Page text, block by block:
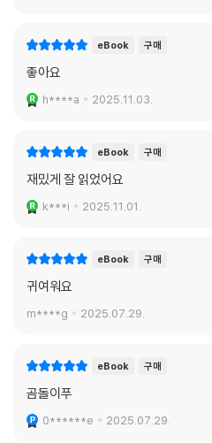
eBook 구매
좋아요
h****a 2025.11.03.
eBook 구매
재밌게 잘 읽었어요
k***i 2025.11.01.
eBook 구매
귀여워요
m****g 2025.07.29.
eBook 구매
곰돌이푸
0******e 2025.07.29.